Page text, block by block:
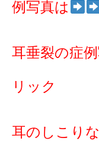
例写真は
耳垂裂の症
リック
耳のしこり